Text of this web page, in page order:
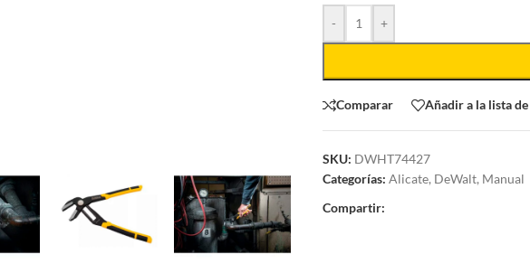
- +
Comparar Añadir a la lista de
SKU: DWHT74427
Categorías: Alicate, DeWalt, Manual
Compartir: